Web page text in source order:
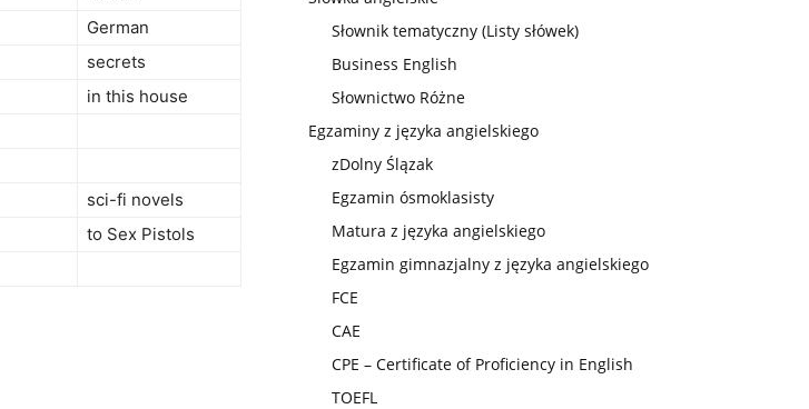
German
secrets
in this house
sci-fi novels
to Sex Pistols
Słownik tematyczny (Listy słówek)
Business English
Słownictwo Różne
Egzaminy z języka angielskiego
zDolny Ślązak
Egzamin ósmoklasisty
Matura z języka angielskiego
Egzamin gimnazjalny z języka angielskiego
FCE
CAE
CPE – Certificate of Proficiency in English
TOEFL